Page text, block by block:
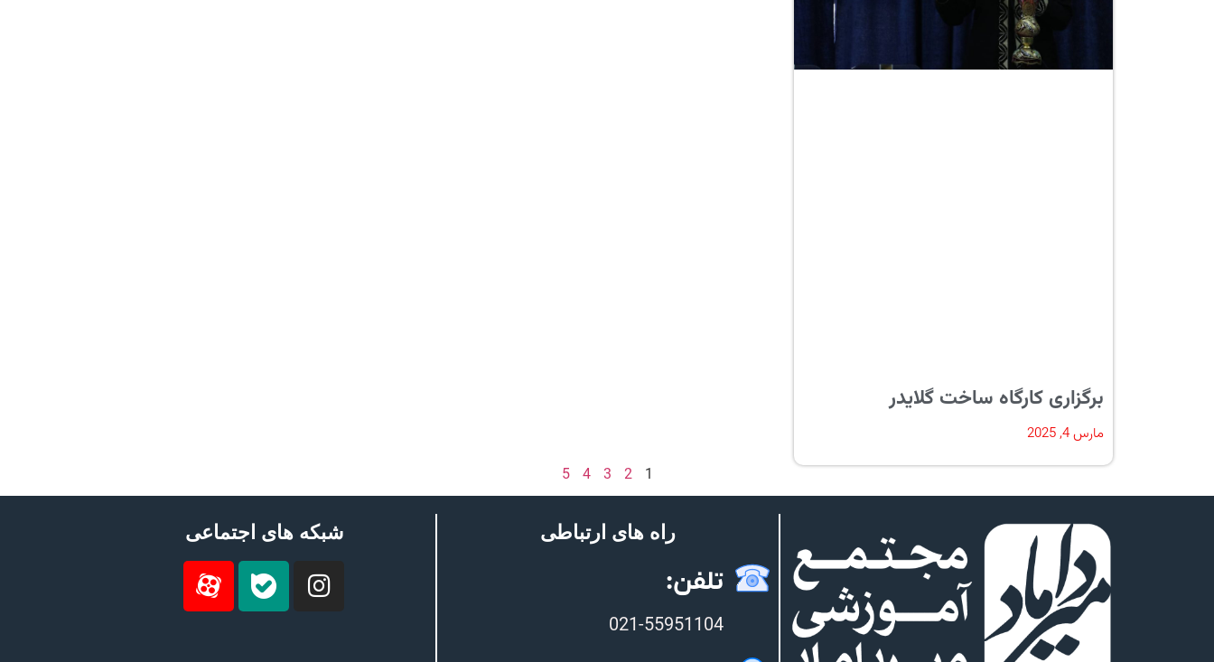
برگزاری کارگاه ساخت گلایدر
مارس 4, 2025
1
2
3
4
5
راه های ارتباطی
تلفن:
021-55951104
شبکه های اجتماعی